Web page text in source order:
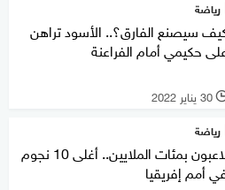
رياضة
سيصنع الفارق؟.. الأسود تراهن
حكيمي أمام الفراعنة
30 يناير 2022
رياضة
لاعبون بمئات الملايين.. أغلى 10 نجوم
أمم إفريقيا